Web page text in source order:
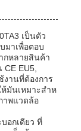
เป็นตัว
มาเพื่อตอบ
กหลายสินค้า
EU5,
งานที่ต้องการ
มันเหมาะสําห
าพแวดล้อ
อกเดียว ที่